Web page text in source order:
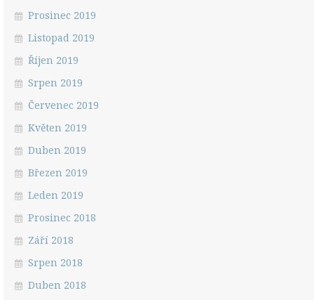
Prosinec 2019
Listopad 2019
Říjen 2019
Srpen 2019
Červenec 2019
Květen 2019
Duben 2019
Březen 2019
Leden 2019
Prosinec 2018
Září 2018
Srpen 2018
Duben 2018